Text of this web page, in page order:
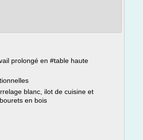
prolongé en #table haute
blanc, ilot de cuisine et
en bois